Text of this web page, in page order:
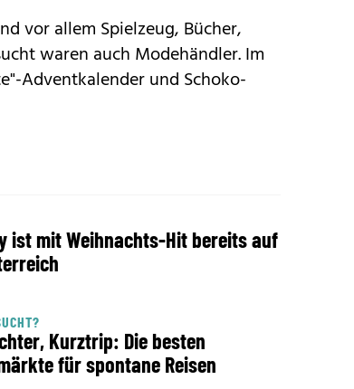
vor allem Spielzeug, Bücher,
waren auch Modehändler. Im
Adventkalender und Schoko-
ist mit Weihnachts-Hit bereits auf
Kurztrip: Die besten
für spontane Reisen